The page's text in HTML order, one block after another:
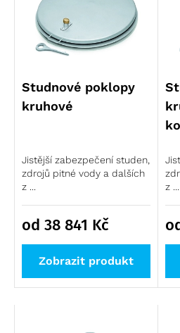
Logistika pro zdravotnictví
Regálové systémy
Modulární organizační
Lešení výprodej
Studnové poklopy
kruhové
Jistější zabezpečení studen,
zdrojů pitné vody a dalších
z ...
od 38 841 Kč
Zobrazit produkt
z ...